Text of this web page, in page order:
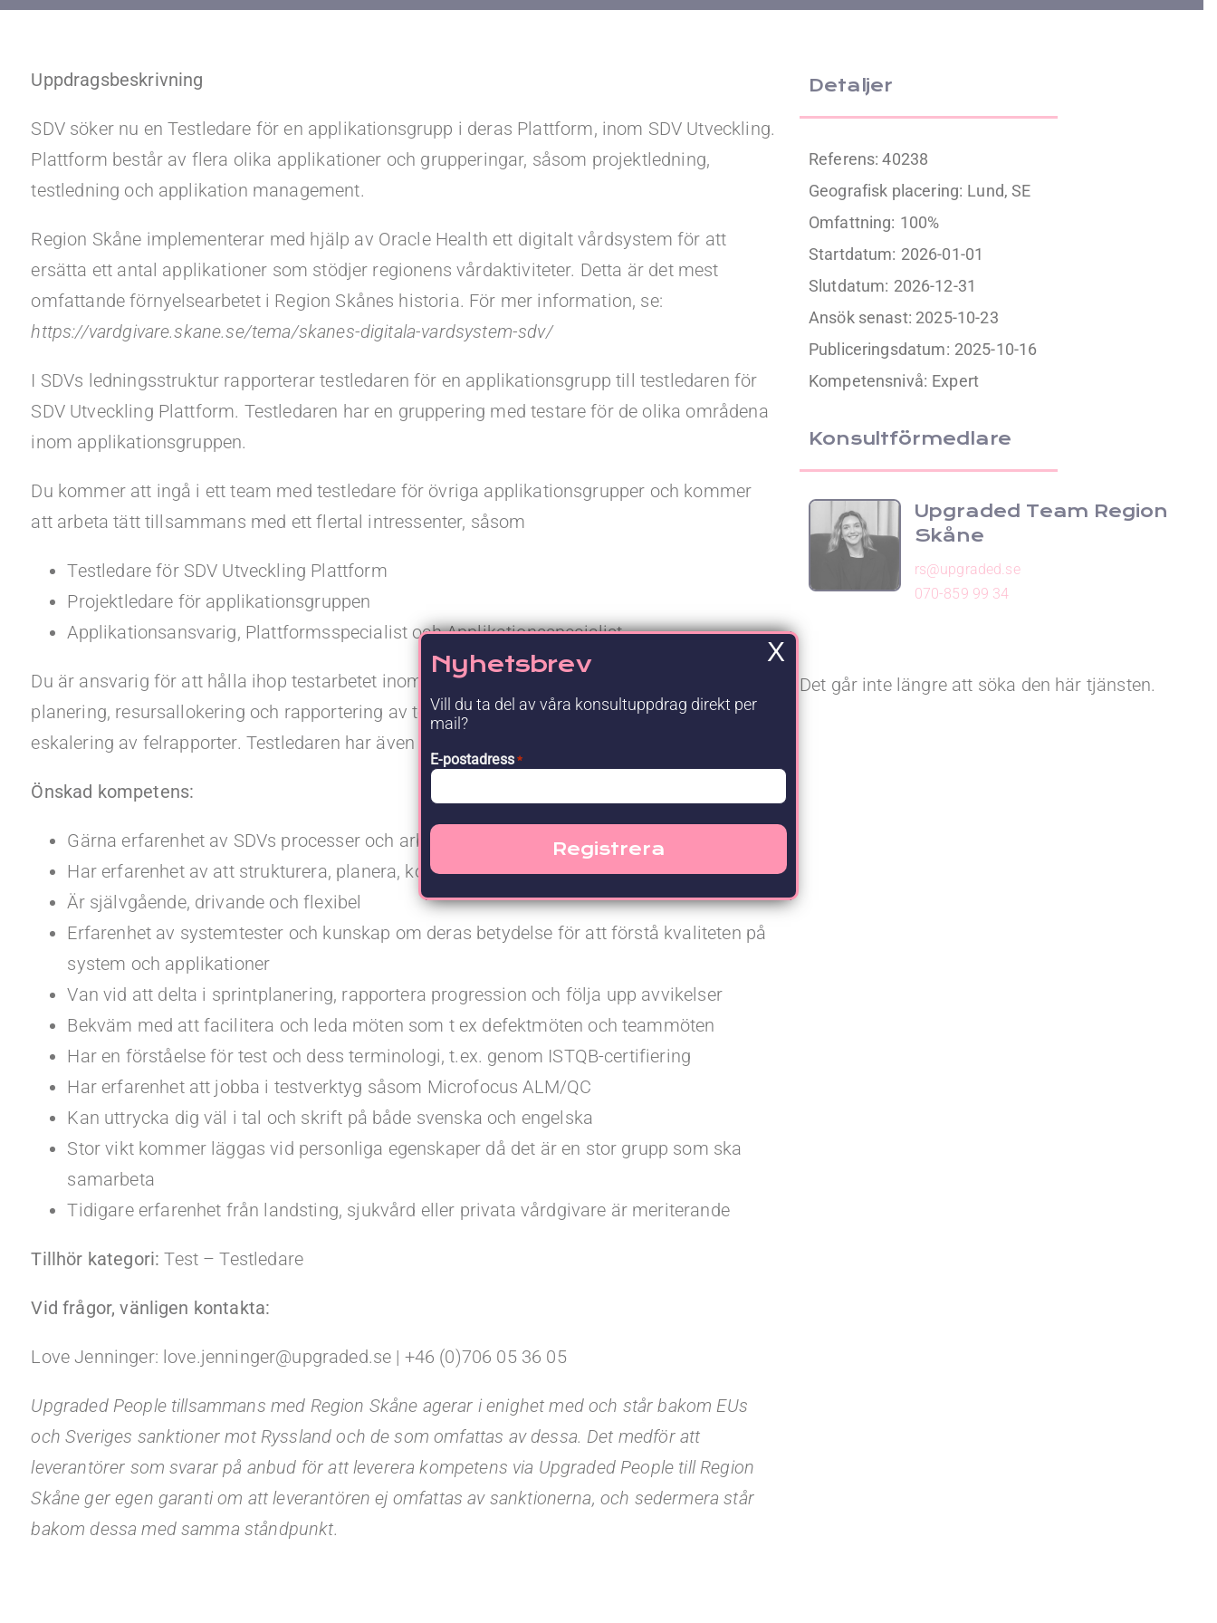
Uppdragsbeskrivning
SDV söker nu en Testledare för en applikationsgrupp i deras Plattform, inom SDV Utveckling.
Plattform består av flera olika applikationer och grupperingar, såsom projektledning,
testledning och applikation management.
Region Skåne implementerar med hjälp av Oracle Health ett digitalt vårdsystem för att
ersätta ett antal applikationer som stödjer regionens vårdaktiviteter. Detta är det mest
omfattande förnyelsearbetet i Region Skånes historia. För mer information, se:
https://vardgivare.skane.se/tema/skanes-digitala-vardsystem-sdv/
I SDVs ledningsstruktur rapporterar testledaren för en applikationsgrupp till testledaren för
SDV Utveckling Plattform. Testledaren har en gruppering med testare för de olika områdena
inom applikationsgruppen.
Du kommer att ingå i ett team med testledare för övriga applikationsgrupper och kommer
att arbeta tätt tillsammans med ett flertal intressenter, såsom
Testledare för SDV Utveckling Plattform
Projektledare för applikationsgruppen
Applikationsansvarig, Plattformsspecialist och Applikationsspecialist
Du är ansvarig för att hålla ihop testarbetet inom sin applikationsgrupp, säkerställa
planering, resursallokering och rapportering av testaktiviteter, samt uppföljning och
eskalering av felrapporter. Testledaren har även teamansvar för sin grupp av testare.
Önskad kompetens:
Gärna erfarenhet av SDVs processer och arbetssätt
Har erfarenhet av att strukturera, planera, koordinera, leda och rapportera systemtester
Är självgående, drivande och flexibel
Erfarenhet av systemtester och kunskap om deras betydelse för att förstå kvaliteten på
system och applikationer
Van vid att delta i sprintplanering, rapportera progression och följa upp avvikelser
Bekväm med att facilitera och leda möten som t ex defektmöten och teammöten
Har en förståelse för test och dess terminologi, t.ex. genom ISTQB-certifiering
Har erfarenhet att jobba i testverktyg såsom Microfocus ALM/QC
Kan uttrycka dig väl i tal och skrift på både svenska och engelska
Stor vikt kommer läggas vid personliga egenskaper då det är en stor grupp som ska
samarbeta
Tidigare erfarenhet från landsting, sjukvård eller privata vårdgivare är meriterande
Tillhör kategori:Test – Testledare
Vid frågor, vänligen kontakta:
Love Jenninger: love.jenninger@upgraded.se | +46 (0)706 05 36 05
Upgraded People tillsammans med Region Skåne agerar i enighet med och står bakom EUs
och Sveriges sanktioner mot Ryssland och de som omfattas av dessa. Det medför att
leverantörer som svarar på anbud för att leverera kompetens via Upgraded People till Region
Skåne ger egen garanti om att leverantören ej omfattas av sanktionerna, och sedermera står
bakom dessa med samma ståndpunkt.
Detaljer
Referens: 40238
Geografisk placering: Lund, SE
Omfattning: 100%
Startdatum: 2026-01-01
Slutdatum: 2026-12-31
Ansök senast: 2025-10-23
Publiceringsdatum: 2025-10-16
Kompetensnivå: Expert
Konsultförmedlare
Upgraded Team Region
Skåne
rs@upgraded.se
070-859 99 34
Det går inte längre att söka den här tjänsten.
Nyhetsbrev
Vill du ta del av våra konsultuppdrag direkt per
mail?
E-postadress *
X